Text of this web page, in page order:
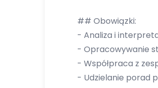
## Obowiązki:
- Analiza i
- Opracowywanie
- Współpraca z
- Udzielanie porad